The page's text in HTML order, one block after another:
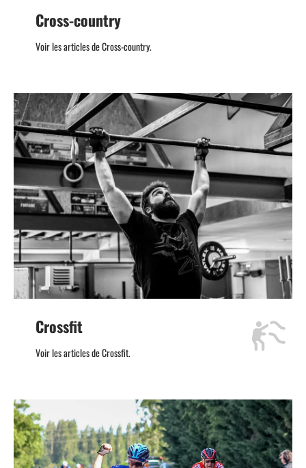
Cross-country
Voir les articles de Cross-country.
Crossfit
Voir les articles de Crossfit.